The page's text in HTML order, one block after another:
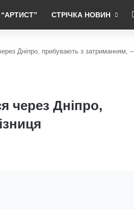
СТРІЧКА НОВИН
Дніпро, прибувають з затриманням, –
через Дніпро,